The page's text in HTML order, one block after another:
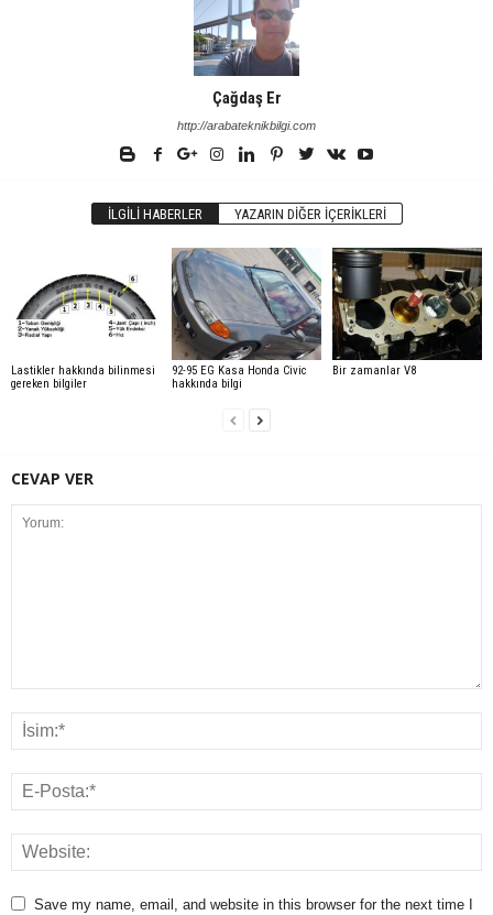
Çağdaş Er
http://arabateknikbilgi.com
İLGILI HABERLER YAZARIN DIĞER İÇERIKLERI
Lastikler hakkında bilinmesi
gereken bilgiler
92-95 EG Kasa Honda Civic
hakkında bilgi
Bir zamanlar V8
CEVAP VER
Save my name, email, and website in this browser for the next time I